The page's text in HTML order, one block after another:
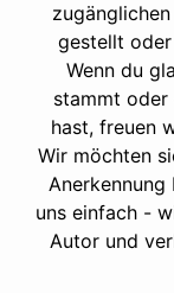
gestellt
Wenn du
stammt
hast, freuen
Wir möchten
uns einfach -
Autor und